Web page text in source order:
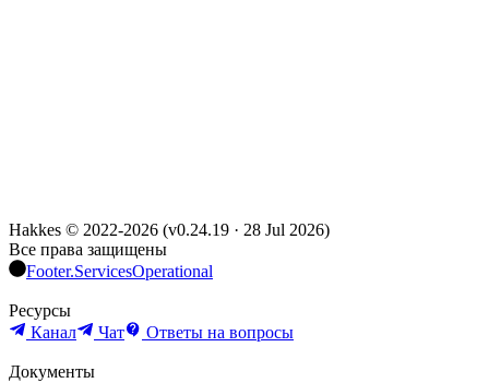
Hakkes © 2022-2026 (v0.24.19 · 28 Jul 2026)
Все права защищены
Footer.ServicesOperational
Ресурсы
Канал
Чат Ответы на вопросы
Документы